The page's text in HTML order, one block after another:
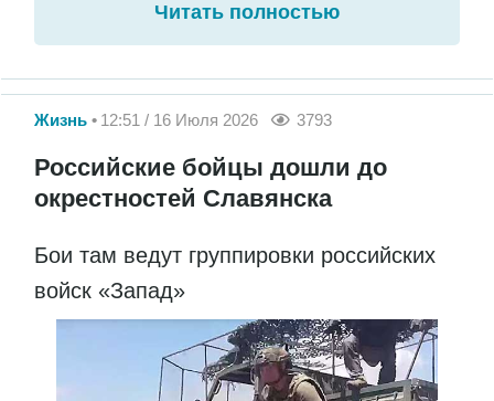
Читать полностью
Жизнь 12:51 / 16 Июля 2026 3793
Российские бойцы дошли до
окрестностей Славянска
Бои там ведут группировки российских
войск «Запад»